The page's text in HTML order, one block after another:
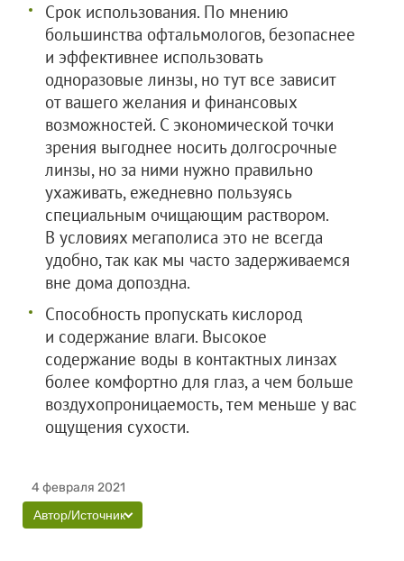
Срок использования. По мнению
большинства офтальмологов, безопаснее
и эффективнее использовать
одноразовые линзы, но тут все зависит
от вашего желания и финансовых
возможностей. С экономической точки
зрения выгоднее носить долгосрочные
линзы, но за ними нужно правильно
ухаживать, ежедневно пользуясь
специальным очищающим раствором.
В условиях мегаполиса это не всегда
удобно, так как мы часто задерживаемся
вне дома допоздна.
Способность пропускать кислород
и содержание влаги. Высокое
содержание воды в контактных линзах
более комфортно для глаз, а чем больше
воздухопроницаемость, тем меньше у вас
ощущения сухости.
4 февраля 2021
Автор/Источник